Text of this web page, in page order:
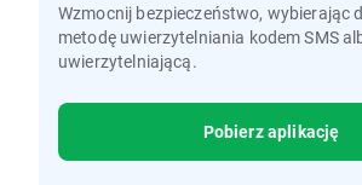
Wzmocnij bezpieczeństwo, wybierając
metodę uwierzytelniania kodem SMS
uwierzytelniającą.
Pobierz aplikację